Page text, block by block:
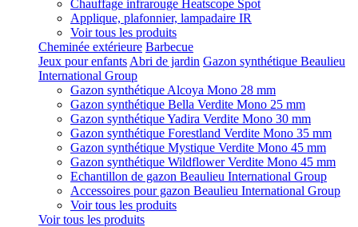
Chauffage infrarouge Heatscope Spot
Applique, plafonnier, lampadaire IR
Voir tous les produits
Cheminée extérieure Barbecue
Jeux pour enfants Abri de jardin Gazon synthétique Beaulieu
International Group
Gazon synthétique Alcoya Mono 28 mm
Gazon synthétique Bella Verdite Mono 25 mm
Gazon synthétique Yadira Verdite Mono 30 mm
Gazon synthétique Forestland Verdite Mono 35 mm
Gazon synthétique Mystique Verdite Mono 45 mm
Gazon synthétique Wildflower Verdite Mono 45 mm
Echantillon de gazon Beaulieu International Group
Accessoires pour gazon Beaulieu International Group
Voir tous les produits
Voir tous les produits